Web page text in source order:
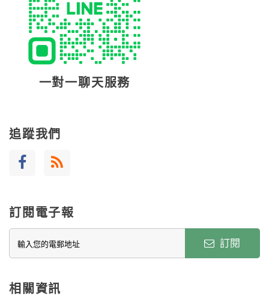
一對一聊天服務
追蹤我們
訂閱電子報
訂閱
相關資訊